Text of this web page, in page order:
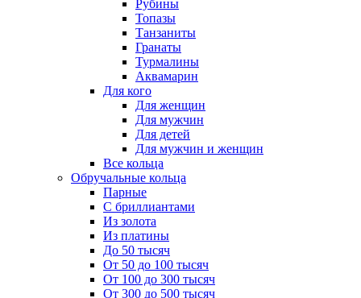
Рубины
Топазы
Танзаниты
Гранаты
Турмалины
Аквамарин
Для кого
Для женщин
Для мужчин
Для детей
Для мужчин и женщин
Все кольца
Обручальные кольца
Парные
С бриллиантами
Из золота
Из платины
До 50 тысяч
От 50 до 100 тысяч
От 100 до 300 тысяч
От 300 до 500 тысяч